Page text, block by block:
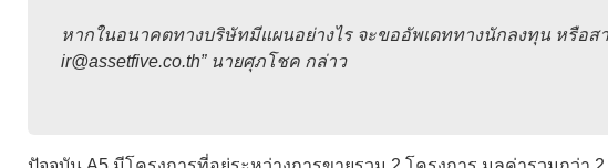
หากในอนาคตทางบริษัทมีแผนอย่างไร จะขออัพเดททางนักลงทุน หรือ
ir@assetfive.co.th” นายศุภโชค กล่าว